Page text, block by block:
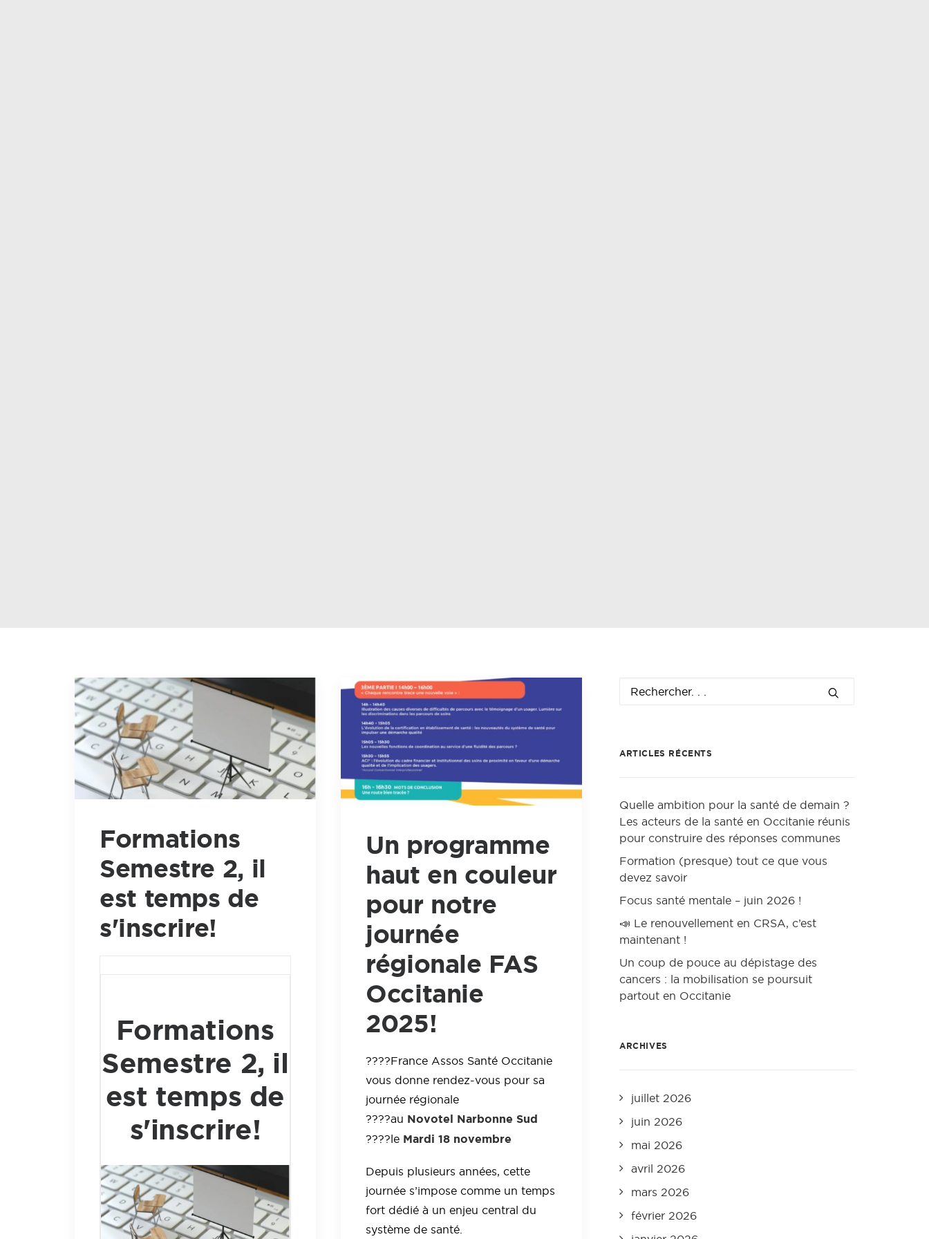
Formations
Semestre 2, il
est temps de
s'inscrire!
Formations
Semestre 2, il
est temps de
s'inscrire!
Un programme
haut en couleur
pour notre
journée
régionale FAS
Occitanie
2025!
????France Assos Santé Occitanie
vous donne rendez-vous pour sa
journée régionale
????au Novotel Narbonne Sud
????le Mardi 18 novembre
Depuis plusieurs années, cette
journée s’impose comme un temps
fort dédié à un enjeu central du
système de santé.
ARTICLES RÉCENTS
Quelle ambition pour la santé de demain ?
Les acteurs de la santé en Occitanie réunis
pour construire des réponses communes
Formation (presque) tout ce que vous
devez savoir
Focus santé mentale – juin 2026 !
📣 Le renouvellement en CRSA, c’est
maintenant !
Un coup de pouce au dépistage des
cancers : la mobilisation se poursuit
partout en Occitanie
ARCHIVES
juillet 2026
juin 2026
mai 2026
avril 2026
mars 2026
février 2026